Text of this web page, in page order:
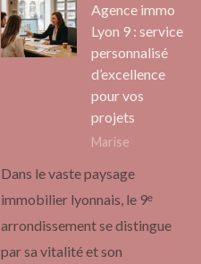
Agence immo
Lyon 9 : service
personnalisé
d’excellence
pour vos
projets
Marise
Dans le vaste paysage
immobilier lyonnais, le 9ᵉ
arrondissement se distingue
par sa vitalité et son